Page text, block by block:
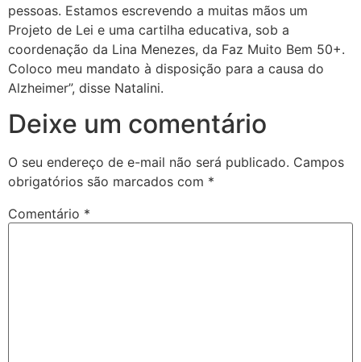
pessoas. Estamos escrevendo a muitas mãos um
Projeto de Lei e uma cartilha educativa, sob a
coordenação da Lina Menezes, da Faz Muito Bem 50+.
Coloco meu mandato à disposição para a causa do
Alzheimer”, disse Natalini.
Deixe um comentário
O seu endereço de e-mail não será publicado. Campos
obrigatórios são marcados com *
Comentário *